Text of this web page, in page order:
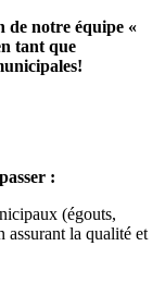
de notre équipe «
tant que
:
(égouts,
assurant la qualité et